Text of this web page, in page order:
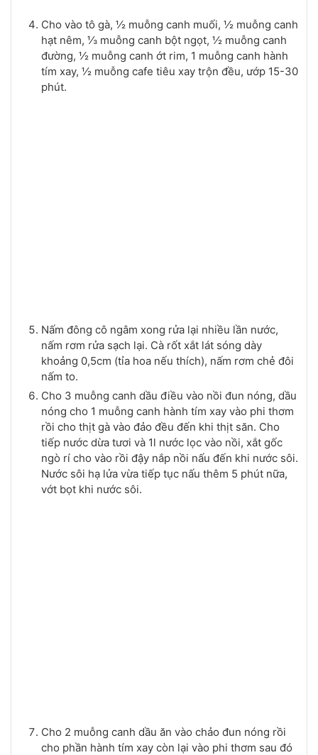
Cho vào tô gà, ½ muỗng canh muối, ½ muỗng canh
hạt nêm, ⅓ muỗng canh bột ngọt, ½ muỗng canh
đường, ½ muỗng canh ớt rim, 1 muỗng canh hành
tím xay, ½ muỗng cafe tiêu xay trộn đều, ướp 15-30
phút.
Nấm đông cô ngâm xong rửa lại nhiều lần nước,
nấm rơm rửa sạch lại. Cà rốt xắt lát sóng dày
khoảng 0,5cm (tỉa hoa nếu thích), nấm rơm chẻ đôi
nấm to.
Cho 3 muỗng canh dầu điều vào nồi đun nóng, dầu
nóng cho 1 muỗng canh hành tím xay vào phi thơm
rồi cho thịt gà vào đảo đều đến khi thịt săn. Cho
tiếp nước dừa tươi và 1l nước lọc vào nồi, xắt gốc
ngò rí cho vào rồi đậy nắp nồi nấu đến khi nước sôi.
Nước sôi hạ lửa vừa tiếp tục nấu thêm 5 phút nữa,
vớt bọt khi nước sôi.
Cho 2 muỗng canh dầu ăn vào chảo đun nóng rồi
cho phần hành tím xay còn lại vào phi thơm sau đó